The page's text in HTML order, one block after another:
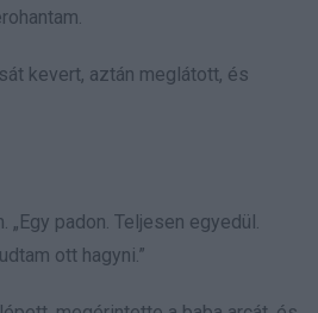
kevert, aztán meglátott, és
„Egy padon. Teljesen egyedül.
ott hagyni.”